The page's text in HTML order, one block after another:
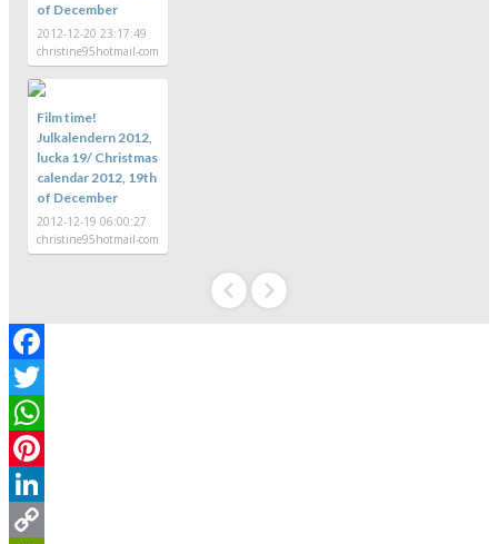
of December
2012-12-20 23:17:49
christine95hotmail-com
Film time!
Julkalendern 2012,
lucka 19/ Christmas
calendar 2012, 19th
of December
2012-12-19 06:00:27
christine95hotmail-com
Facebook
Twitter
WhatsApp
Pinterest
LinkedIn